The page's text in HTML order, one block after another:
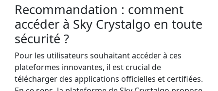
Recommandation : comment
accéder à Sky Crystalgo en toute
sécurité ?
Pour les utilisateurs souhaitant accéder à ces
plateformes innovantes, il est crucial de
télécharger des applications officielles et certifiées.